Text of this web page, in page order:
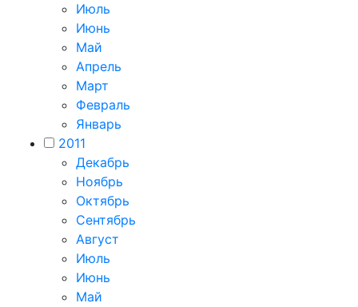
Июль
Июнь
Май
Апрель
Март
Февраль
Январь
2011
Декабрь
Ноябрь
Октябрь
Сентябрь
Август
Июль
Июнь
Май